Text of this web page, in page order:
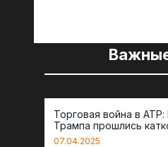
Торговая война в
Трампа прошлись
региона
07.04.2025